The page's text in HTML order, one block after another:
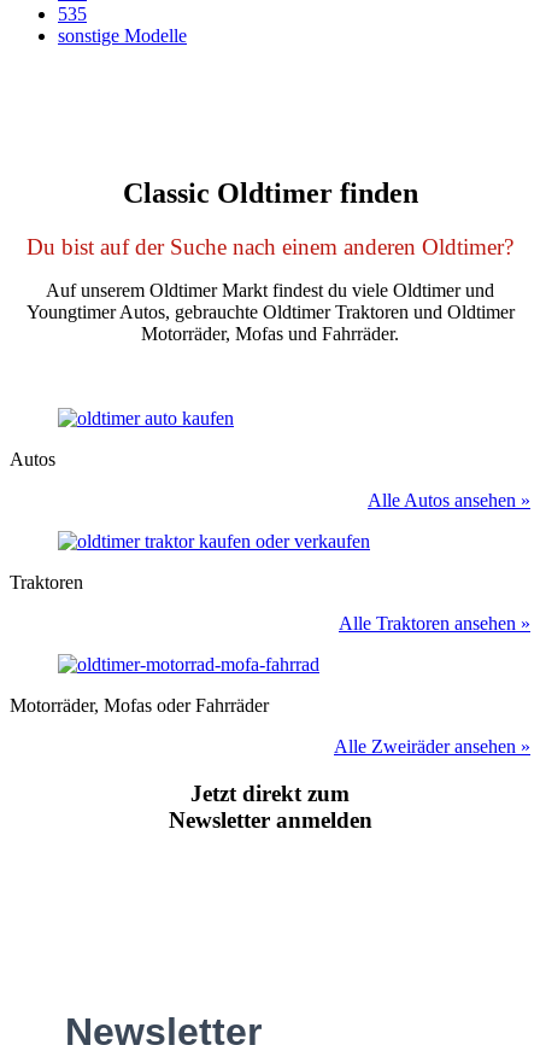
535
sonstige Modelle
Classic Oldtimer finden
Du bist auf der Suche nach einem anderen Oldtimer?
Auf unserem Oldtimer Markt findest du viele Oldtimer und
Youngtimer Autos, gebrauchte Oldtimer Traktoren und Oldtimer
Motorräder, Mofas und Fahrräder.
Autos
Alle Autos ansehen »
Traktoren
Alle Traktoren ansehen »
Motorräder, Mofas oder Fahrräder
Alle Zweiräder ansehen »
Jetzt direkt zum
Newsletter anmelden